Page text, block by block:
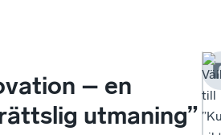
– en
utmaning”
till